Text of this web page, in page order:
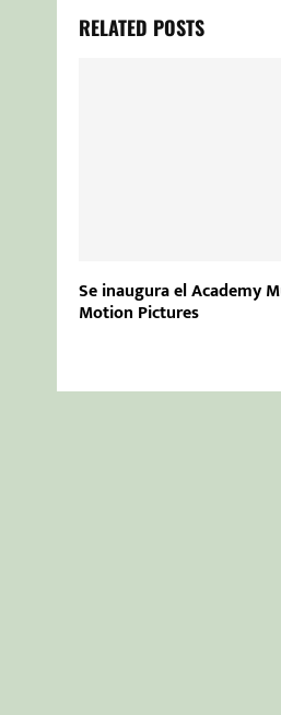
RELATED POSTS
Se inaugura el Academy
Motion Pictures